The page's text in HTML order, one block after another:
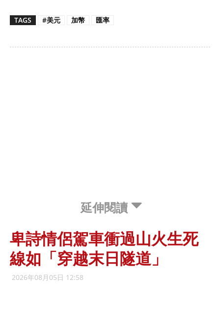
TAGS #美元 加幣 匯率
延伸閱讀
卑詩情侶駕車衝過山火生死
線如「穿越末日隧道」
2026年08月05日 12:58